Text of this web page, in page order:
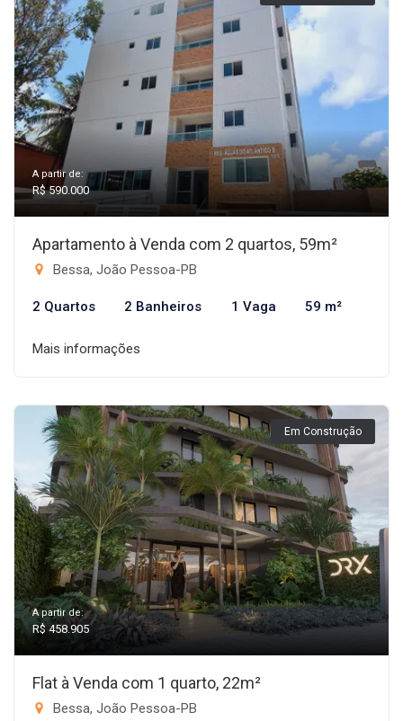
A partir de:
R$ 590.000
Apartamento à Venda com 2 quartos, 59m²
Bessa, João Pessoa-PB
2 Quartos 2 Banheiros 1 Vaga 59 m²
Mais informações
Em Construção
A partir de:
R$ 458.905
Flat à Venda com 1 quarto, 22m²
Bessa, João Pessoa-PB